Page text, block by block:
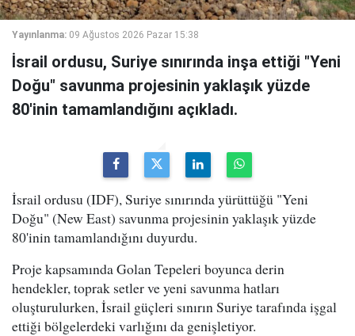
Yayınlanma: 09 Ağustos 2026 Pazar 15:38
İsrail ordusu, Suriye sınırında inşa ettiği "Yeni
Doğu" savunma projesinin yaklaşık yüzde
80'inin tamamlandığını açıkladı.
İsrail ordusu (IDF), Suriye sınırında yürüttüğü "Yeni
Doğu" (New East) savunma projesinin yaklaşık yüzde
80'inin tamamlandığını duyurdu.
Proje kapsamında Golan Tepeleri boyunca derin
hendekler, toprak setler ve yeni savunma hatları
oluşturulurken, İsrail güçleri sınırın Suriye tarafında işgal
ettiği bölgelerdeki varlığını da genişletiyor.